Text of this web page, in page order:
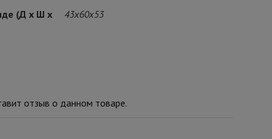
(Д х Ш х
43x60x53
отзыв о данном товаре.